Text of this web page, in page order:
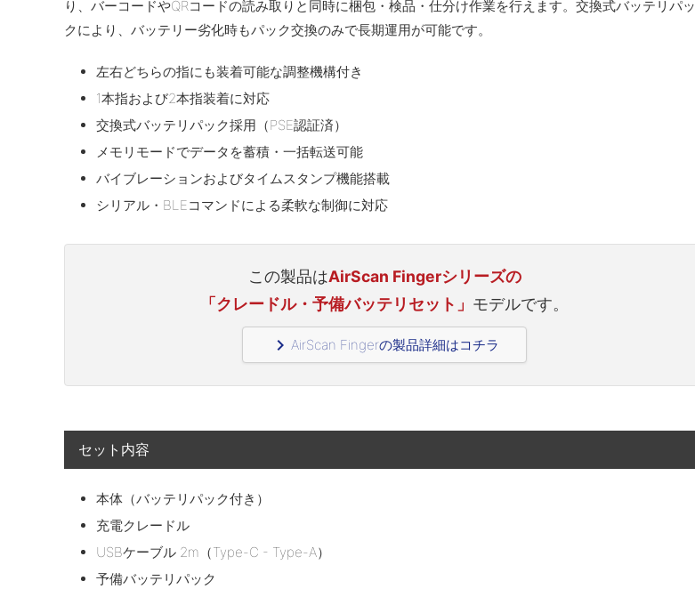
り、バーコードやQRコードの読み取りと同時に梱包・検品・仕分け作業を行えます。交換式バッテリパッ
クにより、バッテリー劣化時もパック交換のみで長期運用が可能です。
左右どちらの指にも装着可能な調整機構付き
1本指および2本指装着に対応
交換式バッテリパック採用（PSE認証済）
メモリモードでデータを蓄積・一括転送可能
バイブレーションおよびタイムスタンプ機能搭載
シリアル・BLEコマンドによる柔軟な制御に対応
この製品はAirScan Fingerシリーズの
「クレードル・予備バッテリセット」 モデルです。
navigate_next AirScan Fingerの製品詳細はコチラ
セット内容
本体（バッテリパック付き）
充電クレードル
USBケーブル 2m（Type-C - Type-A）
予備バッテリパック